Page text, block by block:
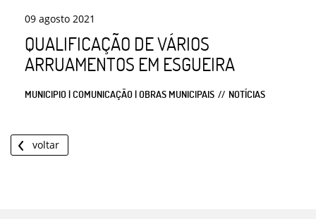
09 agosto 2021
QUALIFICAÇÃO DE VÁRIOS
ARRUAMENTOS EM ESGUEIRA
MUNICIPIO | COMUNICAÇÃO | OBRAS MUNICIPAIS NOTÍCIAS
voltar